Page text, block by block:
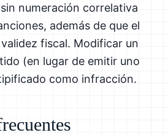
numeración correlativa
además de que el
fiscal. Modificar un
(en lugar de emitir uno
como infracción.